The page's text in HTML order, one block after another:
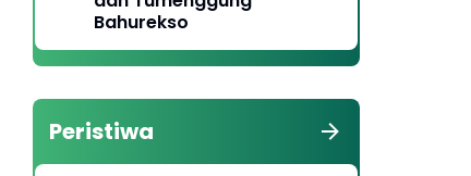
Bahurekso
Peristiwa